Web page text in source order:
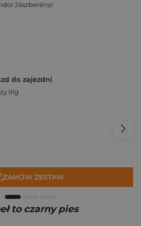
Jászberényi
do zajezdni
Illg
ZAMÓW ZESTAW
to czarny pies